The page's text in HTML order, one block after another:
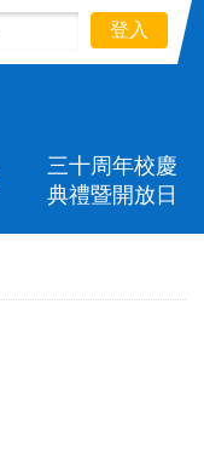
三十周年校慶
典禮暨開放日